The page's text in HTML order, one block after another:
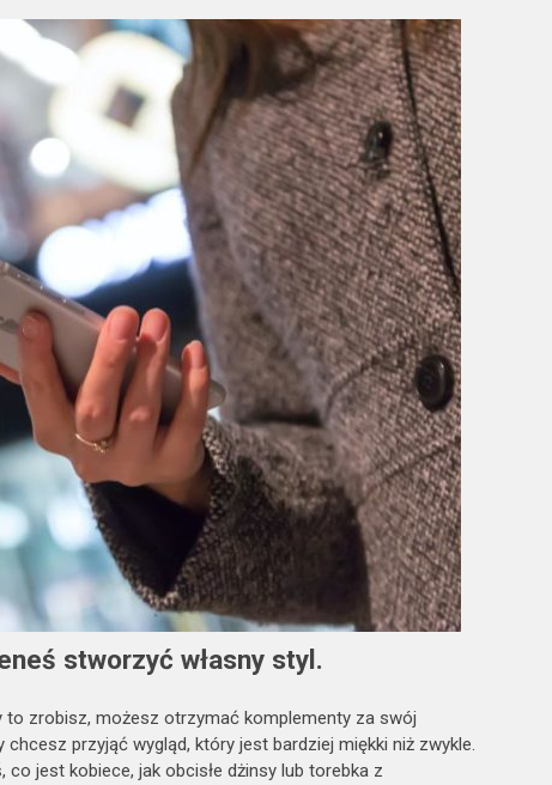
stworzyć własny styl.
zrobisz, możesz otrzymać komplementy za swój
przyjąć wygląd, który jest bardziej miękki niż zwykle.
jest kobiece, jak obcisłe dżinsy lub torebka z